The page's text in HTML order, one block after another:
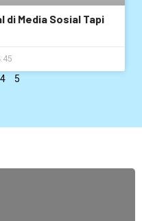
di Media Sosial Tapi
4 5